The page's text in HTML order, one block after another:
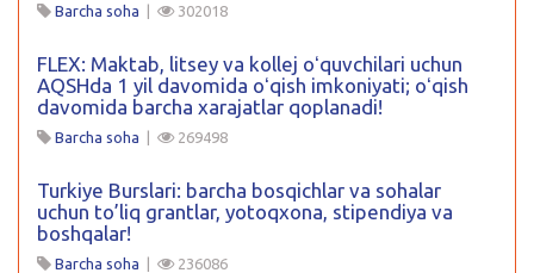
Barcha soha | 302018
FLEX: Maktab, litsey va kollej oʻquvchilari uchun
AQSHda 1 yil davomida oʻqish imkoniyati; oʻqish
davomida barcha xarajatlar qoplanadi!
Barcha soha | 269498
Turkiye Burslari: barcha bosqichlar va sohalar
uchun to’liq grantlar, yotoqxona, stipendiya va
boshqalar!
Barcha soha | 236086